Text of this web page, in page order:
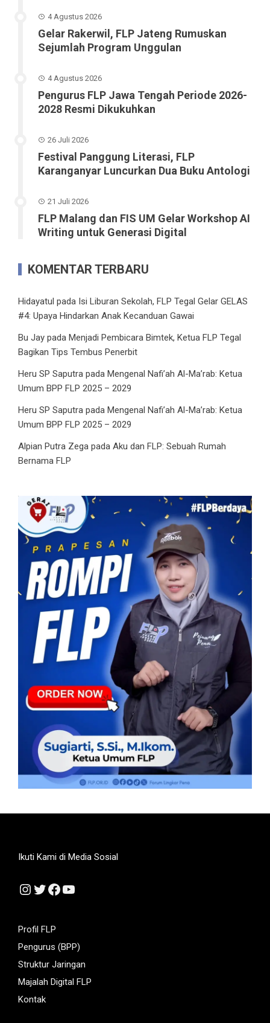
4 Agustus 2026
Gelar Rakerwil, FLP Jateng Rumuskan
Sejumlah Program Unggulan
4 Agustus 2026
Pengurus FLP Jawa Tengah Periode 2026-
2028 Resmi Dikukuhkan
26 Juli 2026
Festival Panggung Literasi, FLP
Karanganyar Luncurkan Dua Buku Antologi
21 Juli 2026
FLP Malang dan FIS UM Gelar Workshop AI
Writing untuk Generasi Digital
KOMENTAR TERBARU
Hidayatul pada Isi Liburan Sekolah, FLP Tegal Gelar GELAS
#4: Upaya Hindarkan Anak Kecanduan Gawai
Bu Jay pada Menjadi Pembicara Bimtek, Ketua FLP Tegal
Bagikan Tips Tembus Penerbit
Heru SP Saputra pada Mengenal Nafi’ah Al-Ma’rab: Ketua
Umum BPP FLP 2025 – 2029
Heru SP Saputra pada Mengenal Nafi’ah Al-Ma’rab: Ketua
Umum BPP FLP 2025 – 2029
Alpian Putra Zega pada Aku dan FLP: Sebuah Rumah
Bernama FLP
Ikuti Kami di Media Sosial
Instagram
Twitter
Facebook
YouTube
Profil FLP
Pengurus (BPP)
Struktur Jaringan
Majalah Digital FLP
Kontak